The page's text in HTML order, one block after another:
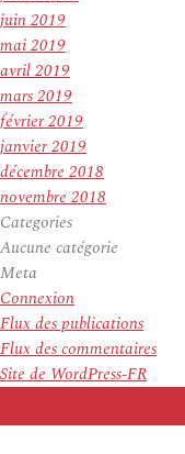
juin 2019
mai 2019
avril 2019
mars 2019
février 2019
janvier 2019
décembre 2018
novembre 2018
Categories
Aucune catégorie
Meta
Connexion
Flux des publications
Flux des commentaires
Site de WordPress-FR